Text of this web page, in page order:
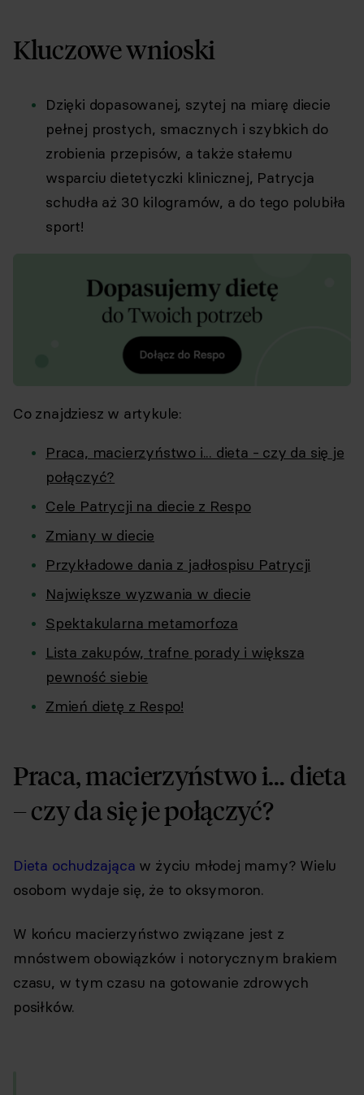
Kluczowe wnioski
Dzięki dopasowanej, szytej na miarę diecie
pełnej prostych, smacznych i szybkich do
zrobienia przepisów, a także stałemu
wsparciu dietetyczki klinicznej, Patrycja
schudła aż 30 kilogramów, a do tego polubiła
sport!
Co znajdziesz w artykule:
Praca, macierzyństwo i... dieta - czy da się je
połączyć?
Cele Patrycji na diecie z Respo
Zmiany w diecie
Przykładowe dania z jadłospisu Patrycji
Największe wyzwania w diecie
Spektakularna metamorfoza
Lista zakupów, trafne porady i większa
pewność siebie
Zmień dietę z Respo!
Praca, macierzyństwo i… dieta
– czy da się je połączyć?
Dieta ochudzająca w życiu młodej mamy? Wielu
osobom wydaje się, że to oksymoron.
W końcu macierzyństwo związane jest z
mnóstwem obowiązków i notorycznym brakiem
czasu, w tym czasu na gotowanie zdrowych
posiłków.